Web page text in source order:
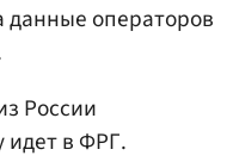
данные операторов
России
идет в ФРГ.